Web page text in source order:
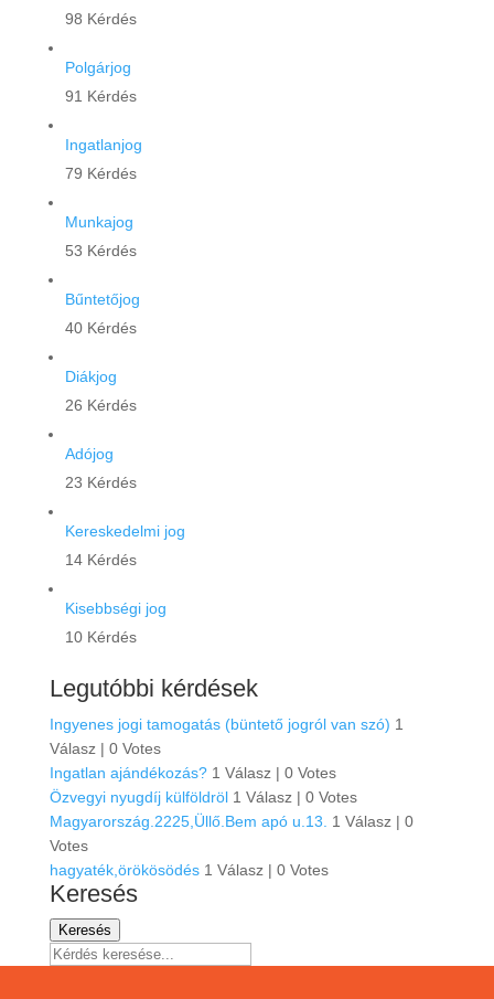
98 Kérdés
Polgárjog
91 Kérdés
Ingatlanjog
79 Kérdés
Munkajog
53 Kérdés
Bűntetőjog
40 Kérdés
Diákjog
26 Kérdés
Adójog
23 Kérdés
Kereskedelmi jog
14 Kérdés
Kisebbségi jog
10 Kérdés
Legutóbbi kérdések
Ingyenes jogi tamogatás (büntető jogról van szó) 1
Válasz | 0 Votes
Ingatlan ajándékozás? 1 Válasz | 0 Votes
Özvegyi nyugdíj külföldröl 1 Válasz | 0 Votes
Magyarország.2225,Üllő.Bem apó u.13.
1 Válasz | 0
Votes
hagyaték,örökösödés 1 Válasz | 0 Votes
Keresés
Keresés